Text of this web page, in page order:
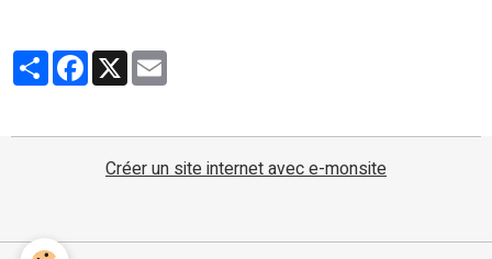
PartagerFacebook
X
Créer un site internet avec e-monsite